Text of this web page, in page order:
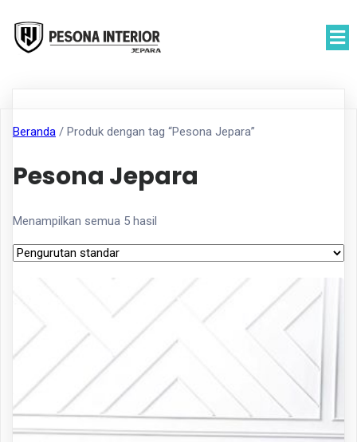
Beranda / Produk dengan tag “Pesona Jepara”
Pesona Jepara
Menampilkan semua 5 hasil